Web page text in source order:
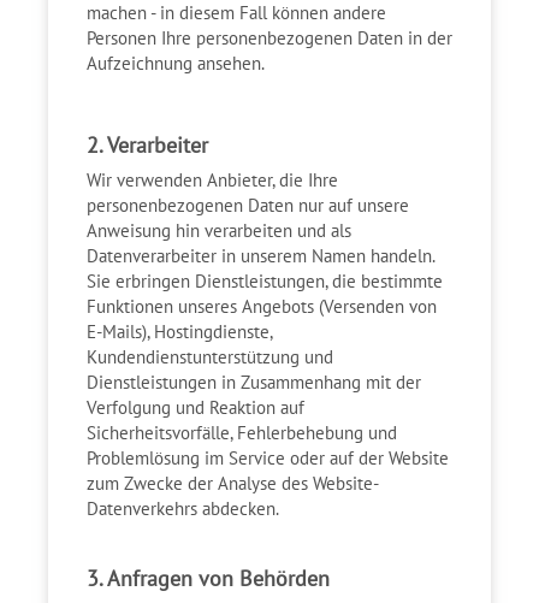
machen - in diesem Fall können andere
Personen Ihre personenbezogenen Daten in der
Aufzeichnung ansehen.
2. Verarbeiter
Wir verwenden Anbieter, die Ihre
personenbezogenen Daten nur auf unsere
Anweisung hin verarbeiten und als
Datenverarbeiter in unserem Namen handeln.
Sie erbringen Dienstleistungen, die bestimmte
Funktionen unseres Angebots (Versenden von
E-Mails), Hostingdienste,
Kundendienstunterstützung und
Dienstleistungen in Zusammenhang mit der
Verfolgung und Reaktion auf
Sicherheitsvorfälle, Fehlerbehebung und
Problemlösung im Service oder auf der Website
zum Zwecke der Analyse des Website-
Datenverkehrs abdecken.
3. Anfragen von Behörden